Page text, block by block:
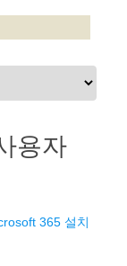
용자